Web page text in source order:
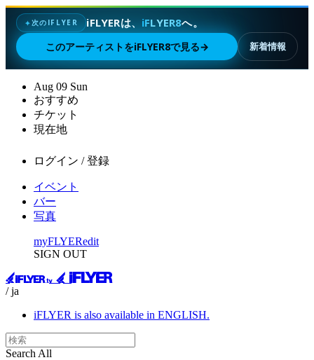
✦次のIFLYER iFLYERは、 iFLYER8へ。
このアーティストをiFLYER8で見る→ 新着情報
Aug 09 Sun
おすすめ
チケット
現在地
ログイン / 登録
イベント
バー
写真
myFLYERedit
SIGN OUT
/ ja
iFLYER is also available in ENGLISH.
Search All